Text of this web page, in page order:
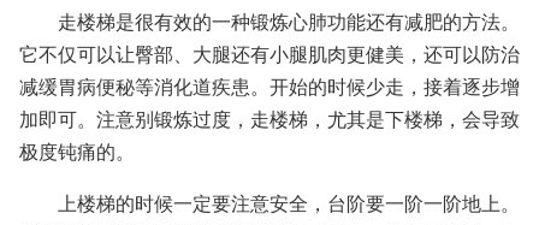
走楼梯是很有效的一种锻炼心肺功能还有减肥的方法。
它不仅可以让臀部、大腿还有小腿肌肉更健美，还可以防治
减缓胃病便秘等消化道疾患。开始的时候少走，接着逐步增
加即可。注意别锻炼过度，走楼梯，尤其是下楼梯，会导致
极度钝痛的。
上楼梯的时候一定要注意安全，台阶要一阶一阶地上。